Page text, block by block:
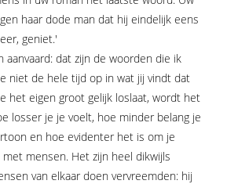
haar dode man dat hij eindelijk eens
geniet.'
aanvaard: dat zijn de woorden die ik
niet de hele tijd op in wat jij vindt dat
het eigen groot gelijk loslaat, wordt het
losser je je voelt, hoe minder belang je
en hoe evidenter het is om je
mensen. Het zijn heel dikwijls
van elkaar doen vervreemden: hij